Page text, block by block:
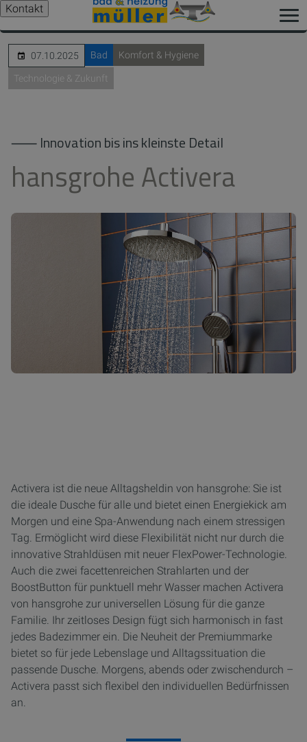
Kontakt
07.10.2025 Bad Komfort & Hygiene
Technologie & Zukunft
⸺ Innovation bis ins kleinste Detail
hansgrohe Activera
Activera ist die neue Alltagsheldin von hansgrohe: Sie ist
die ideale Dusche für alle und bietet einen Energiekick am
Morgen und eine Spa-Anwendung nach einem stressigen
Tag. Ermöglicht wird diese Flexibilität nicht nur durch die
innovative Strahldüsen mit neuer FlexPower-Technologie.
Auch die zwei facettenreichen Strahlarten und der
BoostButton für punktuell mehr Wasser machen Activera
von hansgrohe zur universellen Lösung für die ganze
Familie. Ihr zeitloses Design fügt sich harmonisch in fast
jedes Badezimmer ein. Die Neuheit der Premiummarke
bietet so für jede Lebenslage und Alltagssituation die
passende Dusche. Morgens, abends oder zwischendurch –
Activera passt sich flexibel den individuellen Bedürfnissen
an.